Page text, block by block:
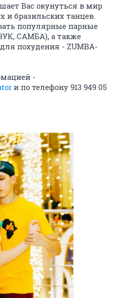
Вас окунуться в мир
и бразильских танцев.
популярные парные
САМБА), а также
похудения - ZUMBA-
-
и по телефону 913 949 05